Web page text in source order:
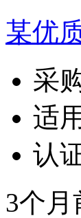
某优
采
适
认
3个月